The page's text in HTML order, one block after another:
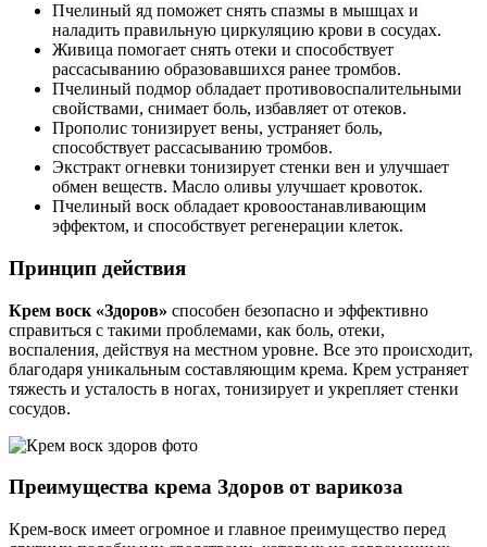
Пчелиный яд поможет снять спазмы в мышцах и
наладить правильную циркуляцию крови в сосудах.
Живица помогает снять отеки и способствует
рассасыванию образовавшихся ранее тромбов.
Пчелиный подмор обладает противовоспалительными
свойствами, снимает боль, избавляет от отеков.
Прополис тонизирует вены, устраняет боль,
способствует рассасыванию тромбов.
Экстракт огневки тонизирует стенки вен и улучшает
обмен веществ. Масло оливы улучшает кровоток.
Пчелиный воск обладает кровоостанавливающим
эффектом, и способствует регенерации клеток.
Принцип действия
Крем воск «Здоров» способен безопасно и эффективно
справиться с такими проблемами, как боль, отеки,
воспаления, действуя на местном уровне. Все это происходит,
благодаря уникальным составляющим крема. Крем устраняет
тяжесть и усталость в ногах, тонизирует и укрепляет стенки
сосудов.
Преимущества крема Здоров от варикоза
Крем-воск имеет огромное и главное преимущество перед